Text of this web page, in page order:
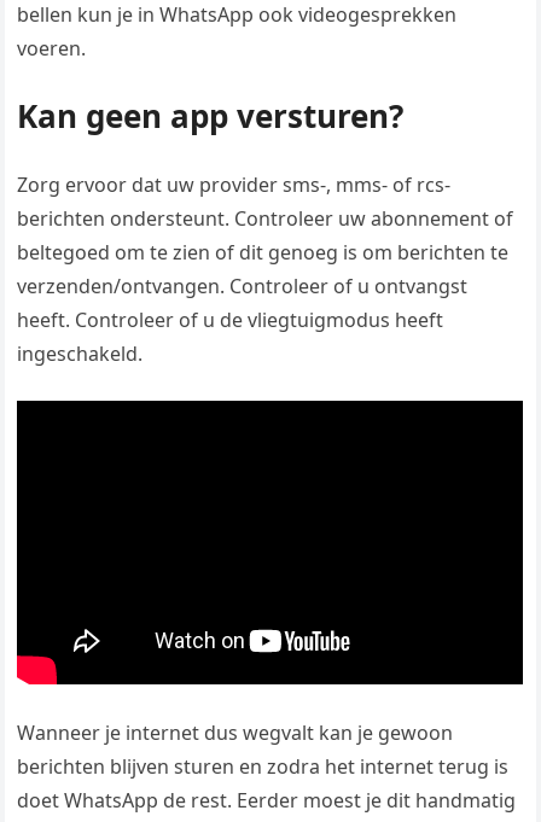
bellen kun je in WhatsApp ook videogesprekken
voeren.
Kan geen app versturen?
Zorg ervoor dat uw provider sms-, mms- of rcs-
berichten ondersteunt. Controleer uw abonnement of
beltegoed om te zien of dit genoeg is om berichten te
verzenden/ontvangen. Controleer of u ontvangst
heeft. Controleer of u de vliegtuigmodus heeft
ingeschakeld.
Wanneer je internet dus wegvalt kan je gewoon
berichten blijven sturen en zodra het internet terug is
doet WhatsApp de rest. Eerder moest je dit handmatig